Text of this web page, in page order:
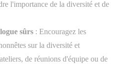
l'importance de la diversité et de
sûrs : Encouragez les
sur la diversité et
de réunions d'équipe ou de